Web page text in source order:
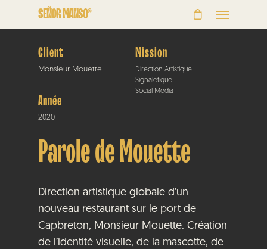
SEÑOR MANSO®
Client
Monsieur Mouette
Année
2020
Mission
Direction Artistique
Signalétique
Social Media
Parole de Mouette
Direction artistique globale d’un
nouveau restaurant sur le port de
Capbreton, Monsieur Mouette. Création
de l’identité visuelle, de la mascotte, de